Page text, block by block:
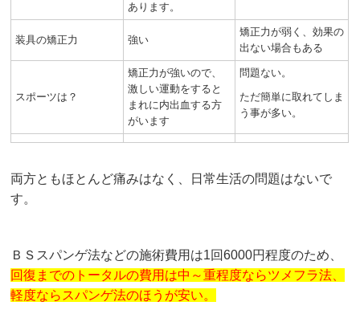
あります。
装具の矯正力 強い
矯正力が弱く、効果の
出ない場合もある
スポーツは？
矯正力が強いので、
激しい運動をすると
まれに内出血する方
がいます
問題ない。
ただ簡単に取れてしま
う事が多い。
両方ともほとんど痛みはなく、日常生活の問題はないで
す。
ＢＳスパンゲ法などの施術費用は1回6000円程度のため、
回復までの トータルの費用は中～重程度ならツメフラ法、
軽度ならスパンゲ法のほうが安い。